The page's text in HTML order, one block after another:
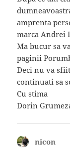
amprenta
marca Andrei
Ma bucur sa
paginii
Deci nu va
continuati sa
Cu stima
Dorin
nicon